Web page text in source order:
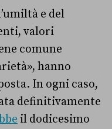
e del
valori
comune
hanno
In ogni caso,
definitivamente
il dodicesimo